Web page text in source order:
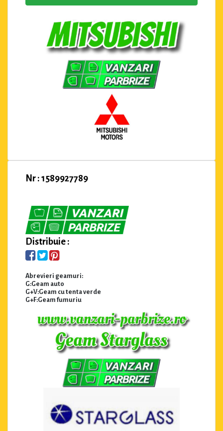
Nr : 1589927789
Distribuie :
Abrevieri geamuri:
G:Geam auto
G+V:Geam cu tenta verde
G+F:Geam fumuriu